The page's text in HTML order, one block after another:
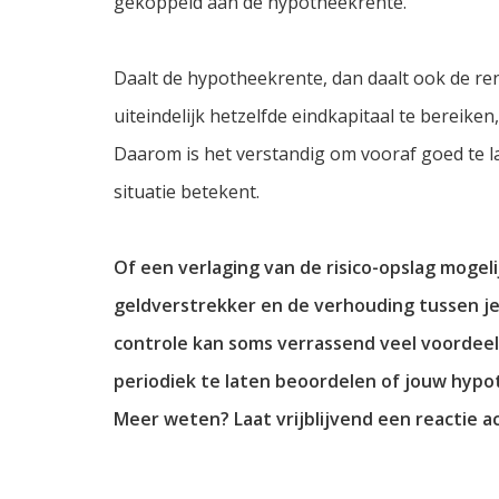
Daalt de hypotheekrente, dan daalt ook de
uiteindelijk hetzelfde eindkapitaal te
Daarom is het verstandig om vooraf goed te
situatie betekent.
Of een verlaging van de risico-opslag
geldverstrekker en de verhouding tussen
controle kan soms verrassend veel
periodiek te laten beoordelen of jouw
Meer weten? Laat vrijblijvend een reactie